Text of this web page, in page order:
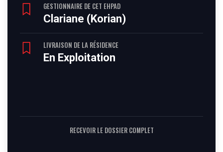
GESTIONNAIRE DE CET EHPAD
Clariane (Korian)
LIVRAISON DE LA RÉSIDENCE
En Exploitation
RECEVOIR LE DOSSIER COMPLET